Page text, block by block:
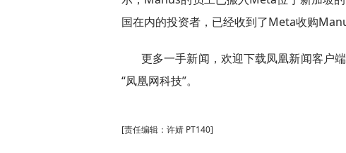
国在内的投资者，已经收到了Meta收购
更多一手新闻，欢迎下载凤凰新闻客户
“凤凰网科技”。
[责任编辑：许婧 PT140]